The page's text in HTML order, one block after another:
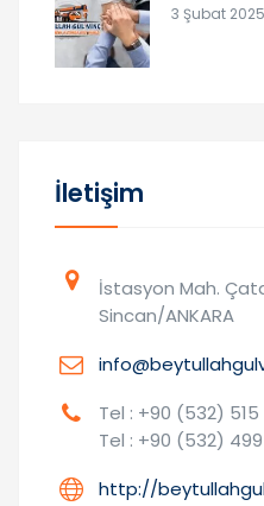
3 Şubat 2025
İletişim
İstasyon Mah.
Sincan/ANKARA
Tel : +90 (532)
Tel : +90 (532)
http://